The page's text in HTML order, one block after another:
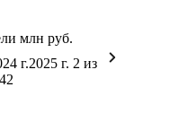
млн руб.
г.2025 г. 2 из